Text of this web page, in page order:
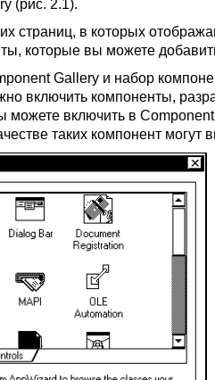
(рис. 2.1).
страниц, в которых
которые вы можете
Gallery и набор
включить компоненты,
можете включить в
таких компонент